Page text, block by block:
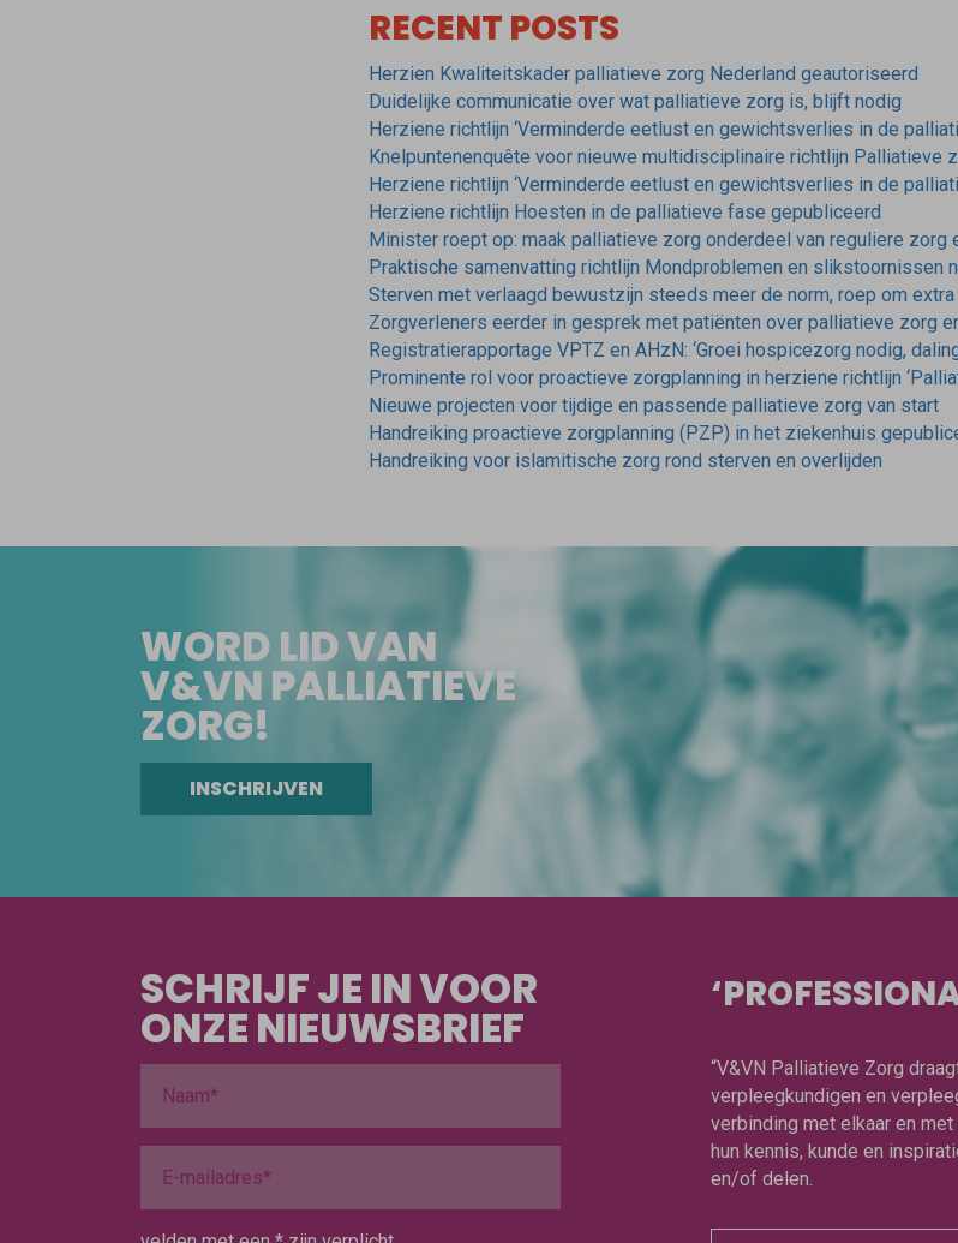
RECENT POSTS
Herzien Kwaliteitskader palliatieve zorg Nederland geautoriseerd
Duidelijke communicatie over wat palliatieve zorg is, blijft nodig
Herziene richtlijn ‘Verminderde eetlust en gewichtsverlies in de
Knelpuntenenquête voor nieuwe multidisciplinaire richtlijn Palliatieve
Herziene richtlijn ‘Verminderde eetlust en gewichtsverlies in de
Herziene richtlijn Hoesten in de palliatieve fase gepubliceerd
Minister roept op: maak palliatieve zorg onderdeel van reguliere zorg
Praktische samenvatting richtlijn Mondproblemen en slikstoornissen
Sterven met verlaagd bewustzijn steeds meer de norm, roep om
Zorgverleners eerder in gesprek met patiënten over palliatieve zorg
Registratierapportage VPTZ en AHzN: ‘Groei hospicezorg nodig,
Prominente rol voor proactieve zorgplanning in herziene richtlijn
Nieuwe projecten voor tijdige en passende palliatieve zorg van start
Handreiking proactieve zorgplanning (PZP) in het ziekenhuis
Handreiking voor islamitische zorg rond sterven en overlijden
WORD LID VAN
V&VN PALLIATIEVE
ZORG!
INSCHRIJVEN
SCHRIJF JE IN VOOR
ONZE NIEUWSBRIEF
“V&VN Palliatieve Zorg
verpleegkundigen en
verbinding met elkaar en
hun kennis, kunde en
en/of delen.